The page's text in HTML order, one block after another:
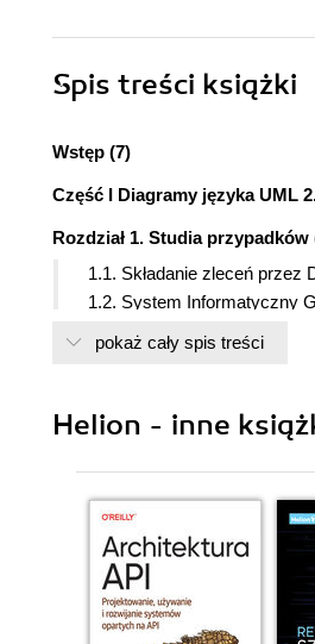
Spis treści książki
Wstęp (7)
Część I Diagramy języka UML
Rozdział 1. Studia przypadków
1.1. Składanie zleceń przez
1.2. System Informatyczny
1.3. Integracja systemów
Generalnego Inspektora
1.4. System wspomagający
pakietu taryfowego w
komórkowej (20)
1.5. Aukcje internetowe (22)
1.6. Systemy CRM (23)
1.7. Zintegrowana platforma
nauczania przez Internet
learningowa) (25)
pokaż cały spis treści
Helion - inne